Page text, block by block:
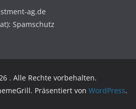
ag.de
Spamschutz
. Alle Rechte vorbehalten.
Präsentiert von WordPress.